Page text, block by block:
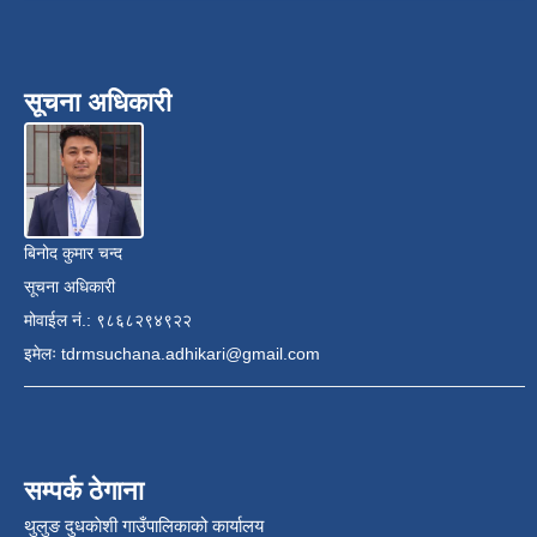
सूचना अधिकारी
बिनोद कुमार चन्द
सूचना अधिकारी
मोवाईल नं.: ९८६८२९४९२२
इमेलः tdrmsuchana.adhikari@gmail.com
सम्पर्क ठेगाना
थुलुङ दुधकाेशी गाउँपालिकाको कार्यालय